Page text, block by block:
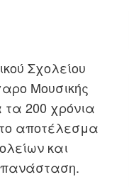
Σχολείου
Μουσικής
200 χρόνια
αποτέλεσμα
και